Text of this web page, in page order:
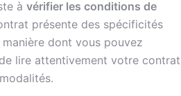
à vérifier les conditions de
présente des spécificités
dont vous pouvez
lire attentivement votre contrat